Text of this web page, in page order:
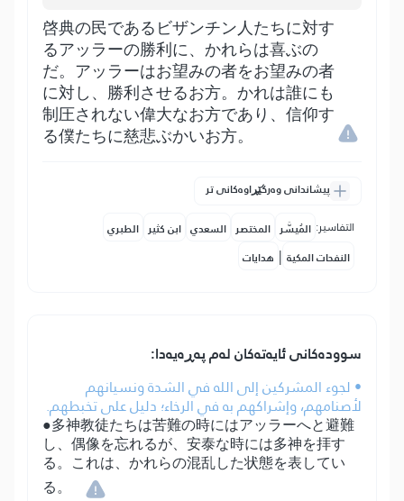
啓典の民であるビザンチン人たちに対す
るアッラーの勝利に、かれらは喜ぶの
だ。アッラーはお望みの者をお望みの者
に対し、勝利させるお方。かれは誰にも
制圧されない偉大なお方であり、信仰す
る僕たちに慈悲ぶかいお方。
پیشاندانی وەرگێڕاوەکانی تر
التفاسير: المُيسَّر المختصر السعدي ابن كثير الطبري
النفحات المكية | هدايات
سوودەکانی ئایەتەکان لەم پەڕەیەدا:
• لجوء المشركين إلى الله في الشدة ونسيانهم
لأصنامهم، وإشراكهم به في الرخاء؛ دليل على تخبطهم.
●多神教徒たちは苦難の時にはアッラーへと避難
し、偶像を忘れるが、安泰な時には多神を拝す
る。これは、かれらの混乱した状態を表してい
る。